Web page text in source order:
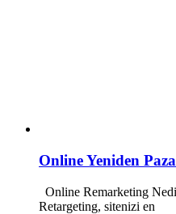
Online Yeniden
Online Remarketing
Retargeting, sitenizi en